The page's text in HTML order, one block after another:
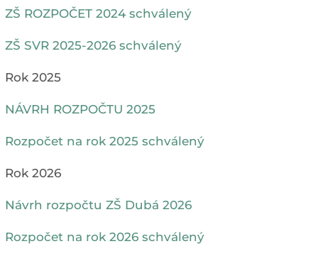
ZŠ ROZPOČET 2024 schválený
ZŠ SVR 2025-2026 schválený
Rok 2025
NÁVRH ROZPOČTU 2025
Rozpočet na rok 2025 schválený
Rok 2026
Návrh rozpočtu ZŠ Dubá 2026
Rozpočet na rok 2026 schválený